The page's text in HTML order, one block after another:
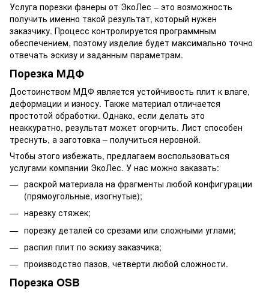
Услуга порезки фанеры от ЭкоЛес – это возможность
получить именно такой результат, который нужен
заказчику. Процесс контролируется программным
обеспечением, поэтому изделие будет максимально точно
отвечать эскизу и заданным параметрам.
Порезка МДФ
Достоинством МДФ является устойчивость плит к влаге,
деформации и износу. Также материал отличается
простотой обработки. Однако, если делать это
неаккуратно, результат может огорчить. Лист способен
треснуть, а заготовка – получиться неровной.
Чтобы этого избежать, предлагаем воспользоваться
услугами компании ЭкоЛес. У нас можно заказать:
раскрой материала на фрагменты любой конфигурации
(прямоугольные, изогнутые);
нарезку стяжек;
порезку деталей со срезами или сложными углами;
распил плит по эскизу заказчика;
производство пазов, четверти любой сложности.
Порезка OSB